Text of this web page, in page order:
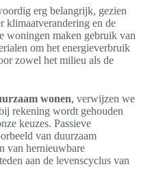
erg belangrijk, gezien
klimaatverandering en de
woningen maken gebruik van
om het energieverbruik
zowel het milieu als de
wonen, verwijzen we
rekening wordt gehouden
keuzes. Passieve
van duurzaam
van hernieuwbare
aan de levenscyclus van